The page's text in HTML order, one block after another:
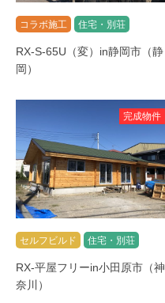
コラボ施工 住宅・別荘
RX-S-65U（変）in静岡市（静
岡）
完成物件
セルフビルド 住宅・別荘
RX-平屋フリーin小田原市（神
奈川）